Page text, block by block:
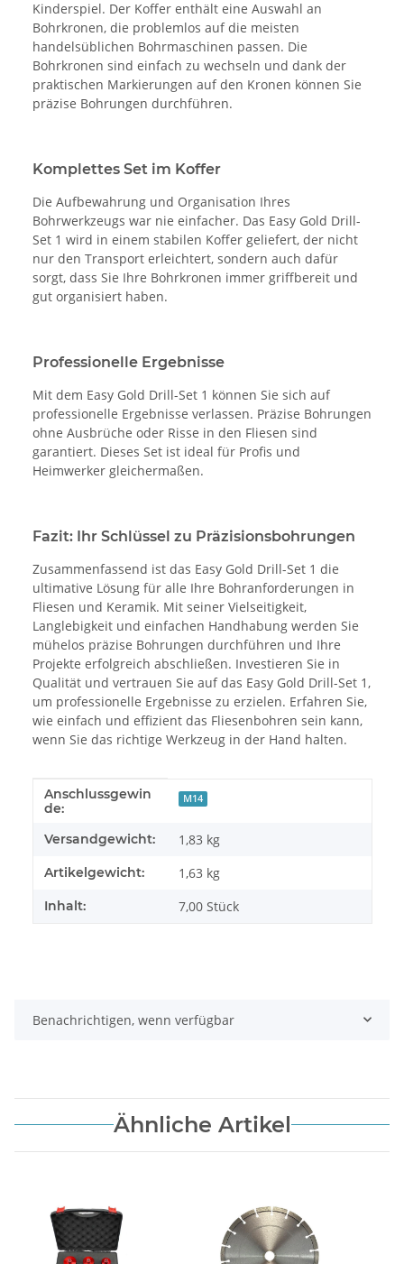
Kinderspiel. Der Koffer enthält eine Auswahl an
Bohrkronen, die problemlos auf die meisten
handelsüblichen Bohrmaschinen passen. Die
Bohrkronen sind einfach zu wechseln und dank der
praktischen Markierungen auf den Kronen können Sie
präzise Bohrungen durchführen.
Komplettes Set im Koffer
Die Aufbewahrung und Organisation Ihres
Bohrwerkzeugs war nie einfacher. Das Easy Gold Drill-
Set 1 wird in einem stabilen Koffer geliefert, der nicht
nur den Transport erleichtert, sondern auch dafür
sorgt, dass Sie Ihre Bohrkronen immer griffbereit und
gut organisiert haben.
Professionelle Ergebnisse
Mit dem Easy Gold Drill-Set 1 können Sie sich auf
professionelle Ergebnisse verlassen. Präzise Bohrungen
ohne Ausbrüche oder Risse in den Fliesen sind
garantiert. Dieses Set ist ideal für Profis und
Heimwerker gleichermaßen.
Fazit: Ihr Schlüssel zu Präzisionsbohrungen
Zusammenfassend ist das Easy Gold Drill-Set 1 die
ultimative Lösung für alle Ihre Bohranforderungen in
Fliesen und Keramik. Mit seiner Vielseitigkeit,
Langlebigkeit und einfachen Handhabung werden Sie
mühelos präzise Bohrungen durchführen und Ihre
Projekte erfolgreich abschließen. Investieren Sie in
Qualität und vertrauen Sie auf das Easy Gold Drill-Set 1,
um professionelle Ergebnisse zu erzielen. Erfahren Sie,
wie einfach und effizient das Fliesenbohren sein kann,
wenn Sie das richtige Werkzeug in der Hand halten.
Produkteigenschaft
Wert
Anschlussgewin
de:
M14
Versandgewicht: 1,83 kg
Artikelgewicht: 1,63 kg
Inhalt: 7,00 Stück
Benachrichtigen, wenn verfügbar
Ähnliche Artikel